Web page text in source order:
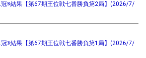
※結果【第67期王位戦七番勝負第2局】(2026/7/
※結果【第67期王位戦七番勝負第1局】(2026/7/